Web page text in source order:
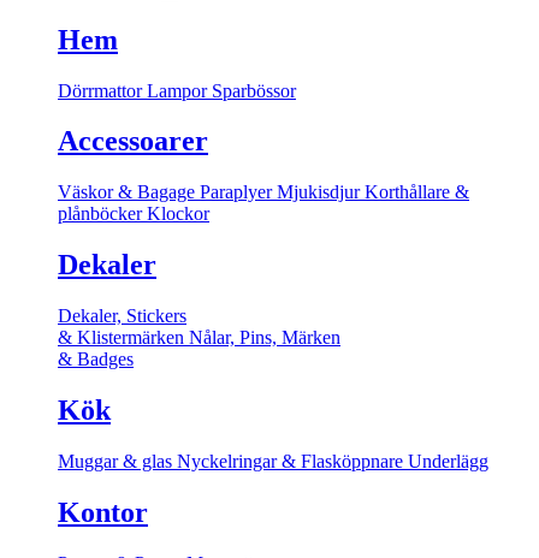
Hem
DörrmattorLampor Sparbössor
Accessoarer
Väskor & Bagage ParaplyerMjukisdjurKorthållare &
plånböckerKlockor
Dekaler
Dekaler, Stickers
& Klistermärken Nålar, Pins, Märken
& Badges
Kök
Muggar & glas Nyckelringar & Flasköppnare Underlägg
Kontor